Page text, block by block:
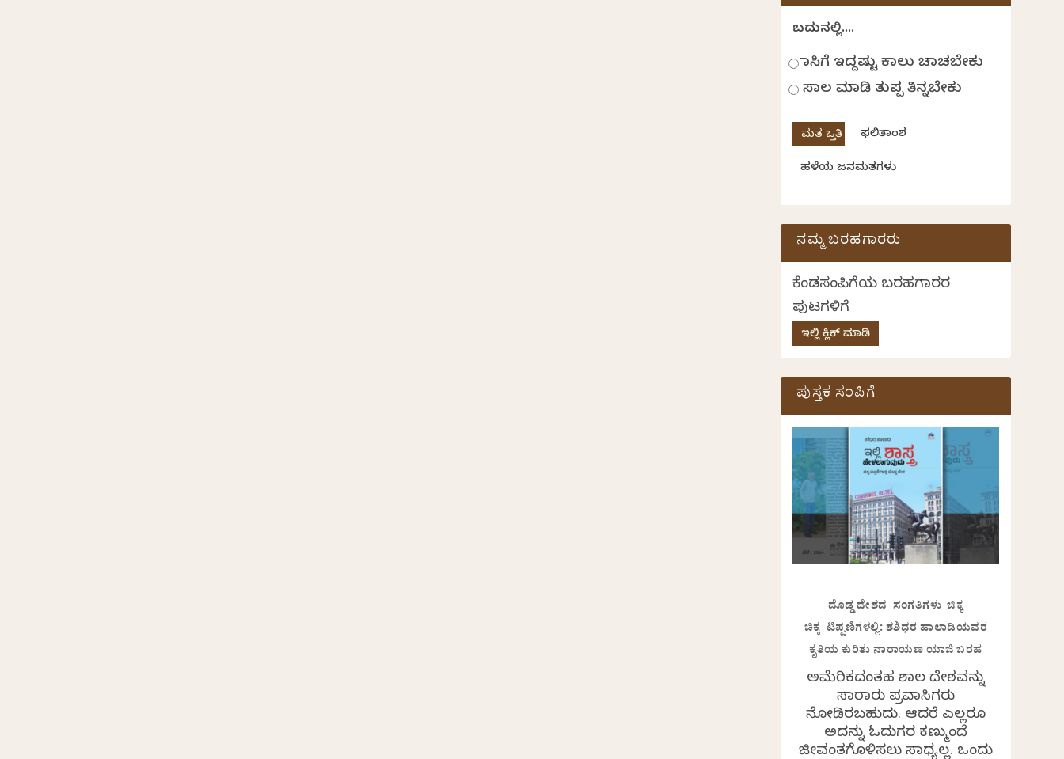
ಬದುಕಿನಲ್ಲಿ....
ಹಾಸಿಗೆ ಇದ್ದಷ್ಟು ಕಾಲು ಚಾಚಬೇಕು
ಸಾಲ ಮಾಡಿ ತುಪ್ಪ ತಿನ್ನಬೇಕು
ಫಲಿತಾಂಶ
ಹಳೆಯ ಜನಮತಗಳು
ನಮ್ಮ ಬರಹಗಾರರು
ಕೆಂಡಸಂಪಿಗೆಯ ಬರಹಗಾರರ
ಪುಟಗಳಿಗೆ
ಇಲ್ಲಿ ಕ್ಲಿಕ್ ಮಾಡಿ
ಪುಸ್ತಕ ಸಂಪಿಗೆ
ದೊಡ್ಡ ದೇಶದ ಸಂಗತಿಗಳು ಚಿಕ್ಕ
ಚಿಕ್ಕ ಟಿಪ್ಪಣಿಗಳಲ್ಲಿ: ಶಶಿಧರ ಹಾಲಾಡಿಯವರ
ಕೃತಿಯ ಕುರಿತು ನಾರಾಯಣ ಯಾಜಿ ಬರಹ
ಅಮೆರಿಕದಂತಹ ವಿಶಾಲ ದೇಶವನ್ನು
ಸಾವಿರಾರು ಪ್ರವಾಸಿಗರು
ನೋಡಿರಬಹುದು. ಆದರೆ ಎಲ್ಲರೂ
ಅದನ್ನು ಓದುಗರ ಕಣ್ಮುಂದೆ
ಜೀವಂತಗೊಳಿಸಲು ಸಾಧ್ಯವಿಲ್ಲ. ಒಂದು